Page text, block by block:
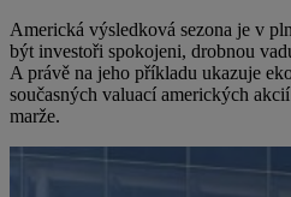
Americká výsledková sezona je v
být investoři spokojeni, drobnou
A právě na jeho příkladu ukazuje
současných valuací amerických
marže.